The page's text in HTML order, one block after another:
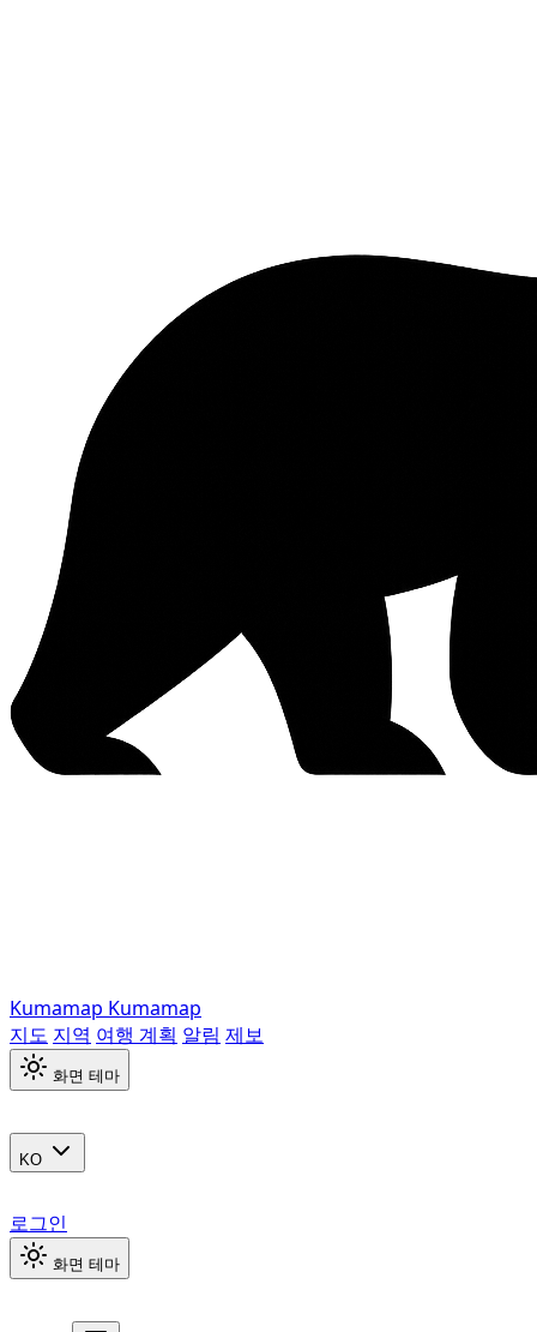
Kumamap Kumamap
지도 지역 여행 계획 알림 제보
화면 테마
KO
로그인
화면 테마